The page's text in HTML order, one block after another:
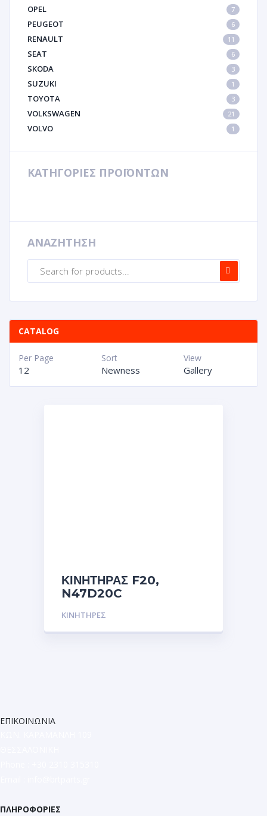
OPEL 7
PEUGEOT 6
RENAULT 11
SEAT 6
SKODA 3
SUZUKI 1
TOYOTA 3
VOLKSWAGEN 21
VOLVO 1
ΚΑΤΗΓΟΡΙΕΣ ΠΡΟΪΟΝΤΩΝ
ΑΝΑΖΗΤΗΣΗ
search
CATALOG
View
Gallery
Sort
Newness
Per Page
12
ΚΙΝΗΤΗΡΑΣ F20,
N47D20C
ΚΙΝΗΤΗΡΕΣ
ΕΠΙΚΟΙΝΩΝΙΑ
ΠΛΗΡΟΦΟΡΙΕΣ